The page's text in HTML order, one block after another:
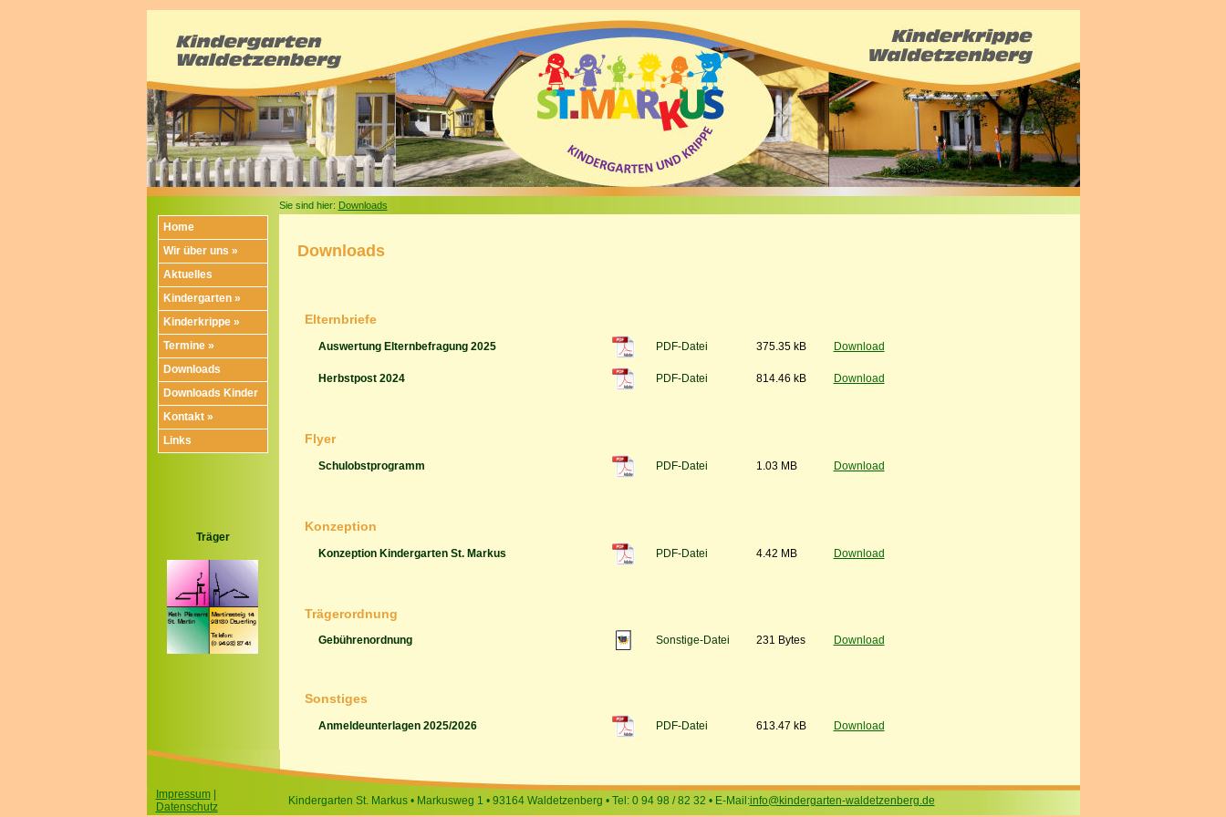
Home
Wir über uns »
Aktuelles
Kindergarten »
Kinderkrippe »
Termine »
Downloads
Downloads Kinder
Kontakt »
Links
Träger
Sie sind hier: Downloads
Downloads
Elternbriefe
Auswertung Elternbefragung 2025 PDF-Datei 375.35 kB Download
Herbstpost 2024 PDF-Datei 814.46 kB Download
Flyer
Schulobstprogramm PDF-Datei 1.03 MB Download
Konzeption
Konzeption Kindergarten St. Markus PDF-Datei 4.42 MB Download
Trägerordnung
Gebührenordnung Sonstige-Datei 231 Bytes Download
Sonstiges
Anmeldeunterlagen 2025/2026 PDF-Datei 613.47 kB Download
Impressum|
Datenschutz
Kindergarten St. Markus • Markusweg 1 • 93164 Waldetzenberg • Tel: 0 94 98 / 82 32 • E-Mail:info@kindergarten-waldetzenberg.de